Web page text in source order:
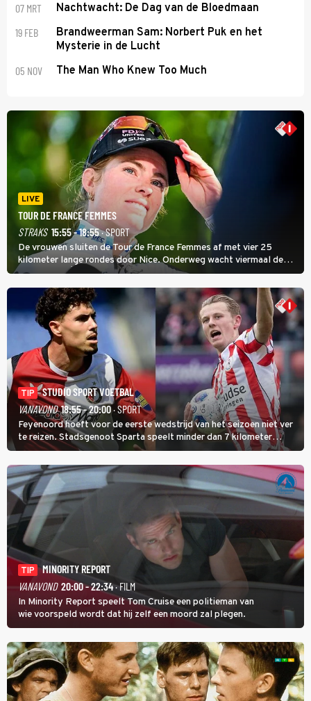
07 MRT Nachtwacht: De Dag van de Bloedmaan
19 FEB
Brandweerman Sam: Norbert Puk en het
Mysterie in de Lucht
05 NOV The Man Who Knew Too Much
LIVE
TOUR DE FRANCE FEMMES
STRAKS 15:55 - 18:55· SPORT
De vrouwen sluiten de Tour de France Femmes af met vier 25
kilometer lange rondes door Nice. Onderweg wacht viermaal de
zware Col d'Èze. Aan de finish op de Promenade des Anglais krijgt
de eindwinnaar de laatste gele trui.
TIP
STUDIO SPORT VOETBAL
VANAVOND 18:55 - 20:00· SPORT
Feyenoord hoeft voor de eerste wedstrijd van het seizoen niet ver
te reizen. Stadsgenoot Sparta speelt minder dan 7 kilometer
verderop. Feyenoord trok de Spaanse spits Nacho Ferri aan van
KVC Westerlo uit België.
TIP
MINORITY REPORT
VANAVOND 20:00 - 22:34· FILM
In Minority Report speelt Tom Cruise een politieman van
wie voorspeld wordt dat hij zelf een moord zal plegen.